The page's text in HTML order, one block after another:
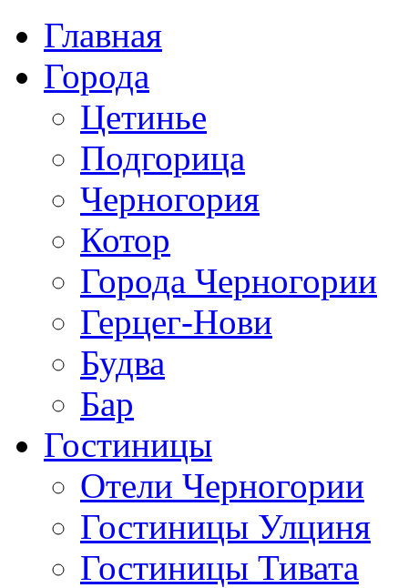
Главная
Города
Цетинье
Подгорица
Черногория
Котор
Города Черногории
Герцег-Нови
Будва
Бар
Гостиницы
Отели Черногории
Гостиницы Улциня
Гостиницы Тивата